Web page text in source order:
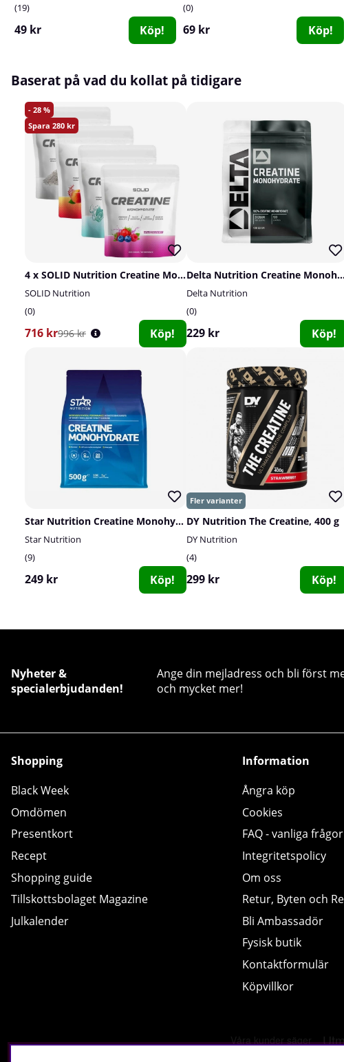
19
49 kr Köp!
0
69 kr Köp!
Baserat på vad du kollat på tidigare
28
280
4 x SOLID Nutrition Creatine Monohydrate, 400 g
SOLID Nutrition
0
716 kr996 kr Köp!
Delta Nutrition Creatine
Delta Nutrition
0
229 kr Köp!
Star Nutrition Creatine Monohydrate, 500 g
Star Nutrition
9
249 kr Köp!
DY Nutrition The Creatine, 400 g
DY Nutrition
4
299 kr Köp!
Nyheter &
specialerbjudanden!
Ange din mejladress och bli först
och mycket mer!
Shopping
Black Week
Omdömen
Presentkort
Recept
Shopping guide
Tillskottsbolaget Magazine
Julkalender
Information
Ångra köp
Cookies
FAQ - vanliga
Integritetspolicy
Om oss
Retur, Byten och
Bli Ambassadör
Fysisk butik
Kontaktformulär
Köpvillkor